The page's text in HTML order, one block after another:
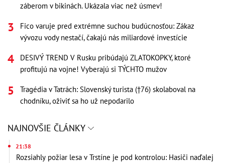
záberom v bikinách. Ukázala viac než úsmev!
Fico varuje pred extrémne suchou budúcnosťou: Zákaz
vývozu vody nestačí, čakajú nás miliardové investície
DESIVÝ TREND V Rusku pribúdajú ZLATOKOPKY, ktoré
profitujú na vojne! Vyberajú si TÝCHTO mužov
Tragédia v Tatrách: Slovenský turista (†76) skolaboval na
chodníku, oživiť sa ho už nepodarilo
NAJNOVŠIE ČLÁNKY
21:38
Rozsiahly požiar lesa v Trstíne je pod kontrolou: Hasiči naďalej